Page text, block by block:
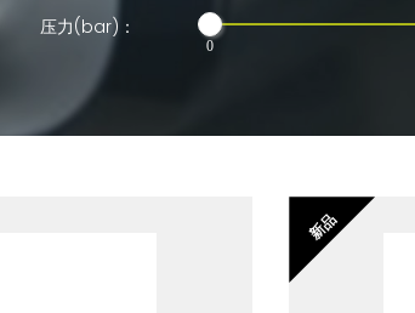
压力(bar)：
0
新品